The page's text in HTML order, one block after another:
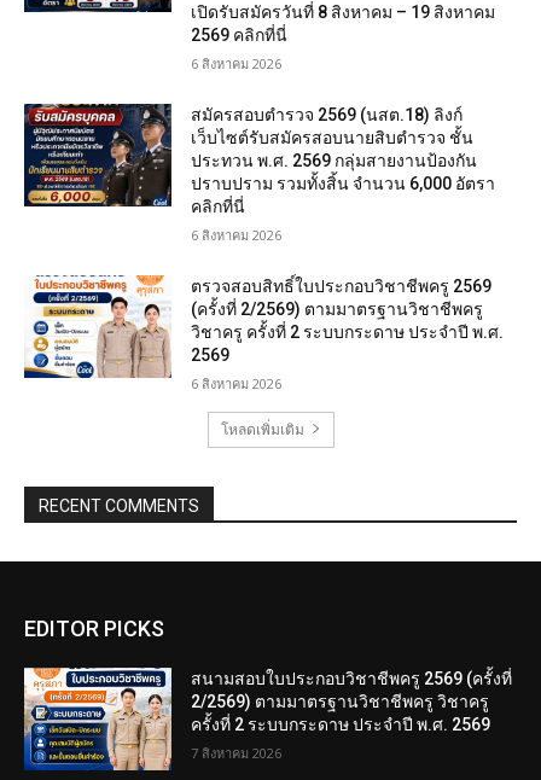
เปิดรับสมัครวันที่ 8 สิงหาคม – 19 สิงหาคม
2569 คลิกที่นี่
6 สิงหาคม 2026
สมัครสอบตํารวจ 2569 (นสต.18) ลิงก์
เว็บไซต์รับสมัครสอบนายสิบตำรวจ ชั้น
ประทวน พ.ศ. 2569 กลุ่มสายงานป้องกัน
ปราบปราม รวมทั้งสิ้น จำนวน 6,000 อัตรา
คลิกที่นี่
6 สิงหาคม 2026
ตรวจสอบสิทธิ์ใบประกอบวิชาชีพครู 2569
(ครั้งที่ 2/2569) ตามมาตรฐานวิชาชีพครู
วิชาครู ครั้งที่ 2 ระบบกระดาษ ประจำปี พ.ศ.
2569
6 สิงหาคม 2026
โหลดเพิ่มเติม
RECENT COMMENTS
EDITOR PICKS
สนามสอบใบประกอบวิชาชีพครู 2569 (ครั้งที่
2/2569) ตามมาตรฐานวิชาชีพครู วิชาครู
ครั้งที่ 2 ระบบกระดาษ ประจำปี พ.ศ. 2569
7 สิงหาคม 2026